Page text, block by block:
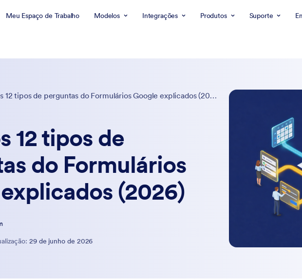
Meu Espaço de Trabalho Modelos Integrações Produtos Suporte
Todos os 12 tipos de perguntas do Formulários Google explicados (2026)
12 tipos de
do Formulários
(2026)
29 de junho de 2026